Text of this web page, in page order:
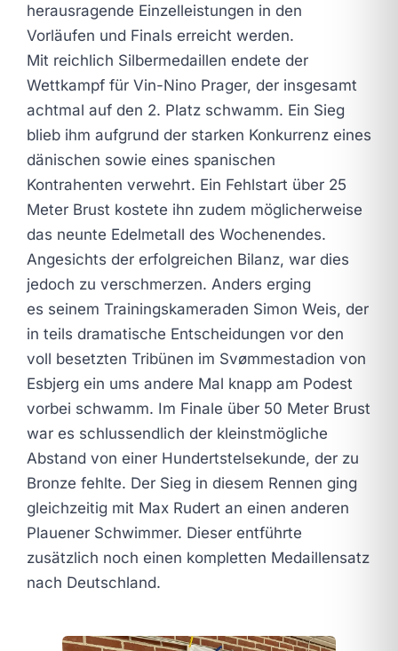
herausragende Einzelleistungen in den
Vorläufen und Finals erreicht werden.
Mit reichlich Silbermedaillen endete der
Wettkampf für Vin-Nino Prager, der insgesamt
achtmal auf den 2. Platz schwamm. Ein Sieg
blieb ihm aufgrund der starken Konkurrenz eines
dänischen sowie eines spanischen
Kontrahenten verwehrt. Ein Fehlstart über 25
Meter Brust kostete ihn zudem möglicherweise
das neunte Edelmetall des Wochenendes.
Angesichts der erfolgreichen Bilanz, war dies
jedoch zu verschmerzen. Anders erging
es seinem Trainingskameraden Simon Weis, der
in teils dramatische Entscheidungen vor den
voll besetzten Tribünen im Svømmestadion von
Esbjerg ein ums andere Mal knapp am Podest
vorbei schwamm. Im Finale über 50 Meter Brust
war es schlussendlich der kleinstmögliche
Abstand von einer Hundertstelsekunde, der zu
Bronze fehlte. Der Sieg in diesem Rennen ging
gleichzeitig mit Max Rudert an einen anderen
Plauener Schwimmer. Dieser entführte
zusätzlich noch einen kompletten Medaillensatz
nach Deutschland.